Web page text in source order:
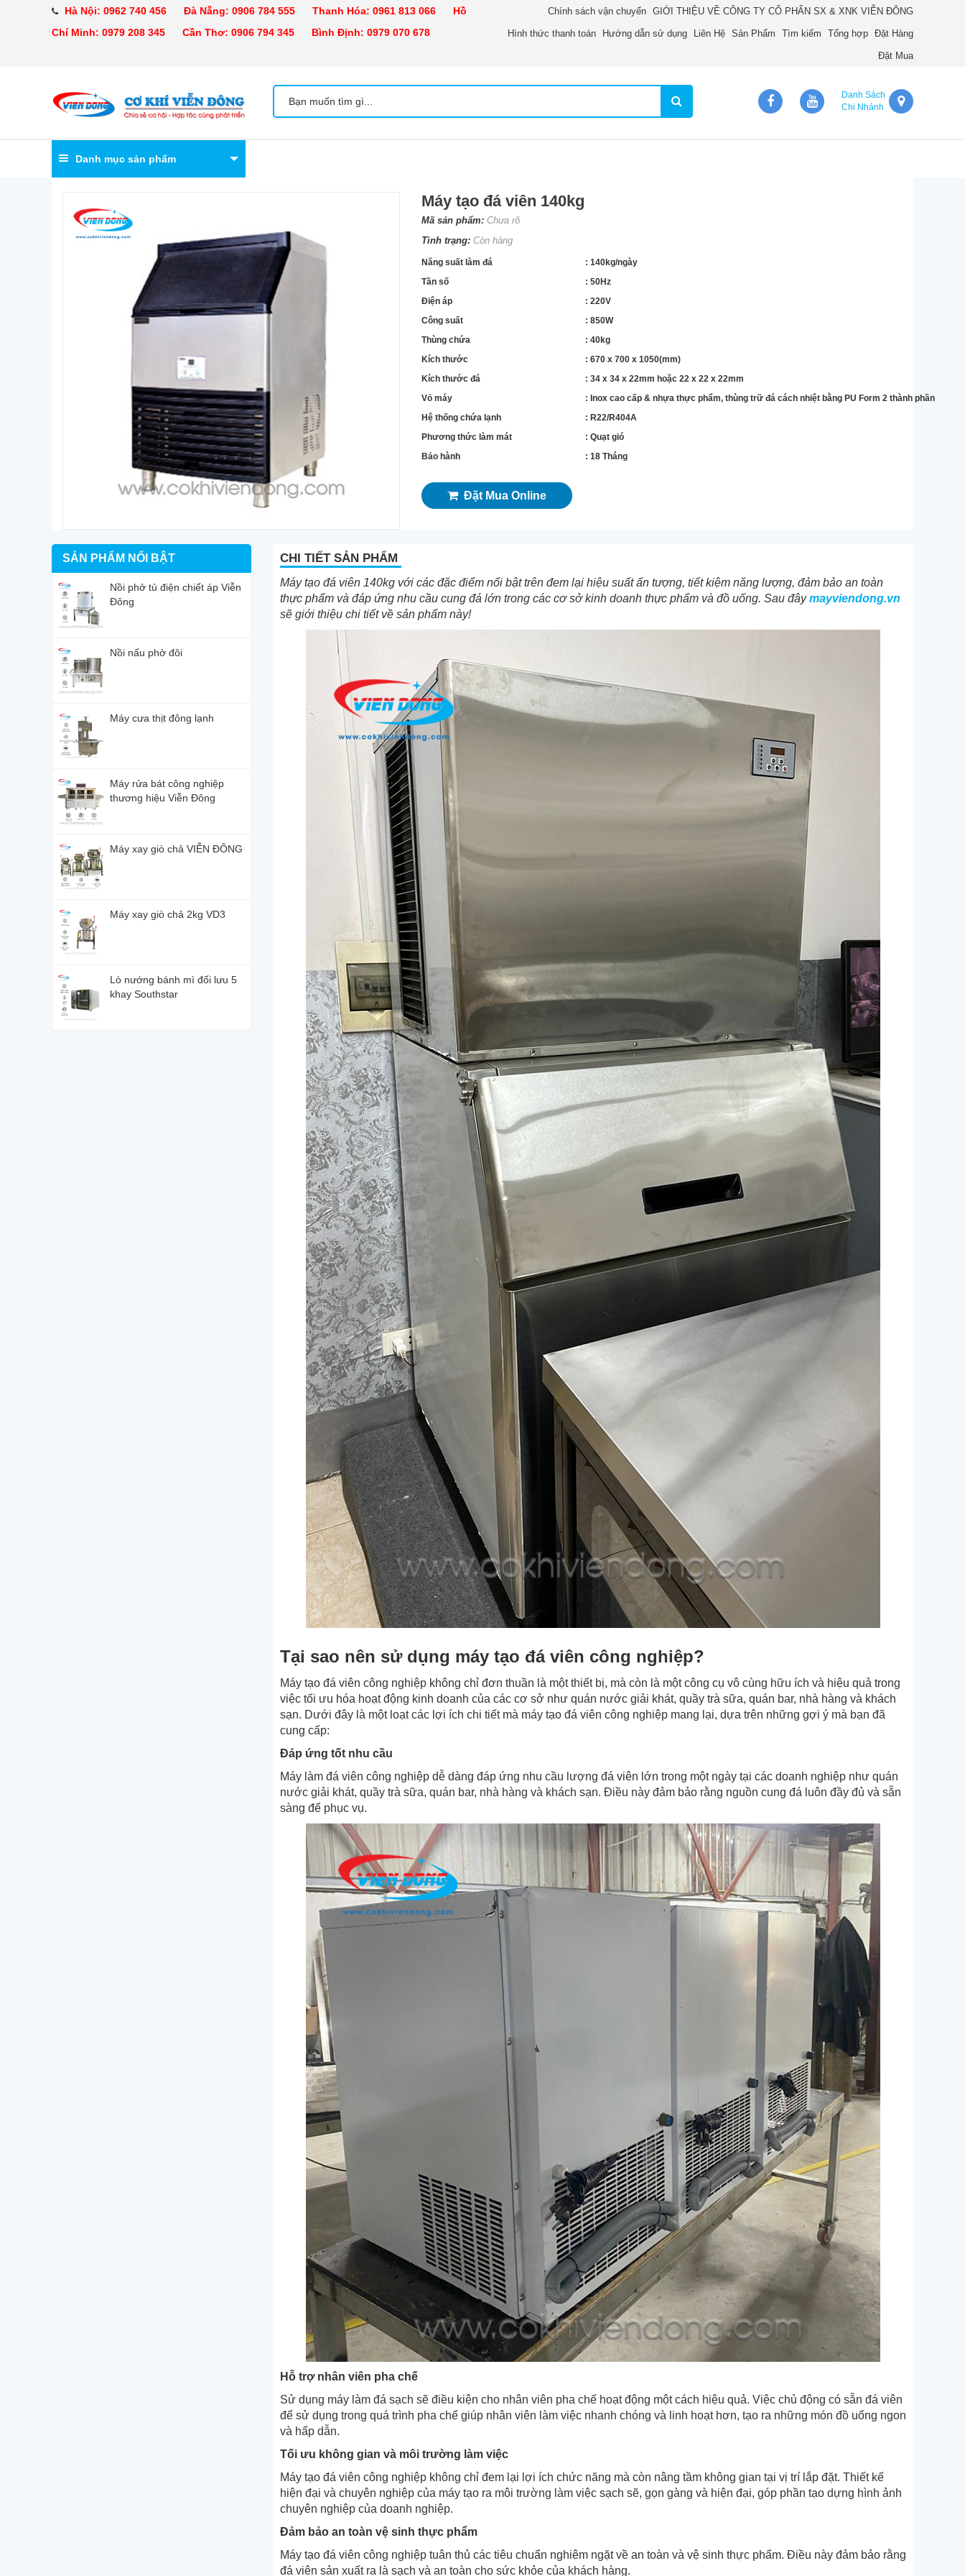
Hà Nội: 0962 740 456 Đà Nẵng: 0906 784 555 Thanh Hóa: 0961 813 066 Hồ
Chí Minh: 0979 208 345 Cần Thơ: 0906 794 345 Bình Định: 0979 070 678
Chính sách vận chuyển GIỚI THIỆU VỀ CÔNG TY CỔ PHẨN SX & XNK VIỄN ĐÔNG
Hình thức thanh toán Hướng dẫn sử dụng Liên Hệ Sản Phẩm Tìm kiếm Tổng hợp Đặt Hàng
Đặt Mua
Danh Sách
Chi Nhánh
Danh mục sản phẩm
Máy tạo đá viên 140kg
Mã sản phẩm: Chưa rõ
Tình trạng: Còn hàng
Năng suất làm đá
: 140kg/ngày
Tần số
: 50Hz
Điện áp
: 220V
Công suất
: 850W
Thùng chứa
: 40kg
Kích thước
: 670 x 700 x 1050(mm)
Kích thước đá
: 34 x 34 x 22mm hoặc 22 x 22 x 22mm
Vỏ máy
: Inox cao cấp & nhựa thực phẩm, thùng trữ đá cách nhiệt bằng PU Form 2 thành phần
Hệ thống chứa lạnh
: R22/R404A
Phương thức làm mát
: Quạt gió
Bảo hành
: 18 Tháng
Đặt Mua Online
CHI TIẾT SẢN PHẨM
Máy tạo đá viên 140kg với các đặc điểm nổi bật trên đem lại hiệu suất ấn tượng, tiết kiệm năng lượng, đảm bảo an toàn
thực phẩm và đáp ứng nhu cầu cung đá lớn trong các cơ sở kinh doanh thực phẩm và đồ uống. Sau đâymayviendong.vn
sẽ giới thiệu chi tiết về sản phẩm này!
Tại sao nên sử dụng máy tạo đá viên công nghiệp?
Máy tạo đá viên công nghiệp không chỉ đơn thuần là một thiết bị, mà còn là một công cụ vô cùng hữu ích và hiệu quả trong
việc tối ưu hóa hoạt động kinh doanh của các cơ sở như quán nước giải khát, quầy trà sữa, quán bar, nhà hàng và khách
sạn. Dưới đây là một loạt các lợi ích chi tiết mà máy tạo đá viên công nghiệp mang lại, dựa trên những gợi ý mà bạn đã
cung cấp:
Đáp ứng tốt nhu cầu
Máy làm đá viên công nghiệp dễ dàng đáp ứng nhu cầu lượng đá viên lớn trong một ngày tại các doanh nghiệp như quán
nước giải khát, quầy trà sữa, quán bar, nhà hàng và khách sạn. Điều này đảm bảo rằng nguồn cung đá luôn đầy đủ và sẵn
sàng để phục vụ.
Hỗ trợ nhân viên pha chế
Sử dụng máy làm đá sạch sẽ điều kiện cho nhân viên pha chế hoạt động một cách hiệu quả. Việc chủ động có sẵn đá viên
để sử dụng trong quá trình pha chế giúp nhân viên làm việc nhanh chóng và linh hoạt hơn, tạo ra những món đồ uống ngon
và hấp dẫn.
Tối ưu không gian và môi trường làm việc
Máy tạo đá viên công nghiệp không chỉ đem lại lợi ích chức năng mà còn nâng tầm không gian tại vị trí lắp đặt. Thiết kế
hiện đại và chuyên nghiệp của máy tạo ra môi trường làm việc sạch sẽ, gọn gàng và hiện đại, góp phần tạo dựng hình ảnh
chuyên nghiệp của doanh nghiệp.
Đảm bảo an toàn vệ sinh thực phẩm
Máy tạo đá viên công nghiệp tuân thủ các tiêu chuẩn nghiêm ngặt về an toàn và vệ sinh thực phẩm. Điều này đảm bảo rằng
đá viên sản xuất ra là sạch và an toàn cho sức khỏe của khách hàng.
SẢN PHẨM NỔI BẬT
Nồi phở tủ điện chiết áp Viễn
Đông
Nồi nấu phở đôi
Máy cưa thịt đông lạnh
Máy rửa bát công nghiệp
thương hiệu Viễn Đông
Máy xay giò chả VIỄN ĐÔNG
Máy xay giò chả 2kg VD3
Lò nướng bánh mì đối lưu 5
khay Southstar